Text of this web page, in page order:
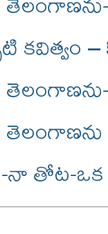
కవిత్వం
నా తోట-